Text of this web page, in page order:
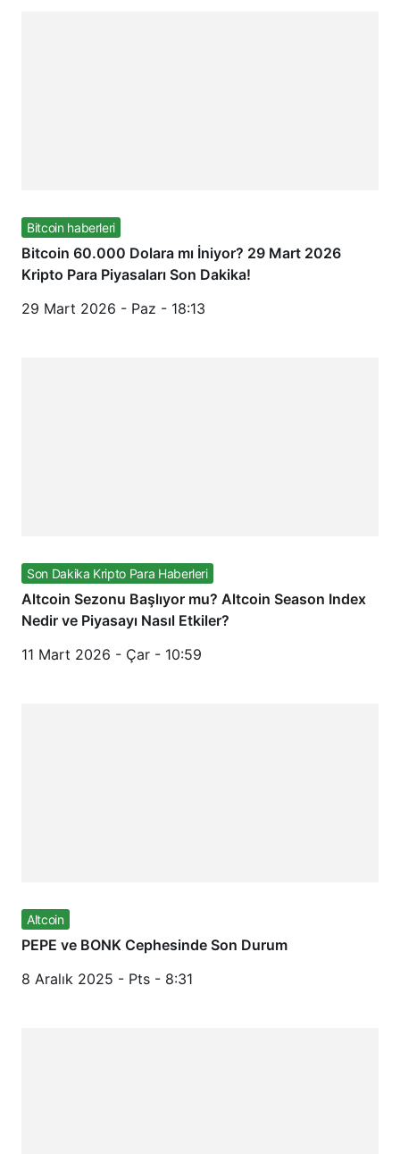
Bitcoin haberleri
Bitcoin 60.000 Dolara mı İniyor? 29 Mart 2026
Kripto Para Piyasaları Son Dakika!
29 Mart 2026 - Paz - 18:13
Son Dakika Kripto Para Haberleri
Altcoin Sezonu Başlıyor mu? Altcoin Season Index
Nedir ve Piyasayı Nasıl Etkiler?
11 Mart 2026 - Çar - 10:59
Altcoin
PEPE ve BONK Cephesinde Son Durum
8 Aralık 2025 - Pts - 8:31